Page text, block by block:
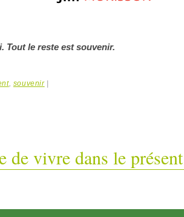
Tout le reste est souvenir.
, souvenir |
de vivre dans le présent